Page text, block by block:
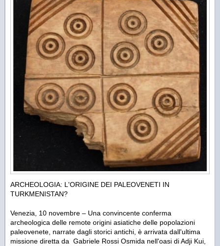
ARCHEOLOGIA: L'ORIGINE DEI PALEOVENETI IN
TURKMENISTAN?
Venezia, 10 novembre – Una convincente conferma
archeologica delle remote origini asiatiche delle popolazioni
paleovenete, narrate dagli storici antichi, è arrivata dall'ultima
missione diretta da Gabriele Rossi Osmida nell'oasi di Adji Kui,